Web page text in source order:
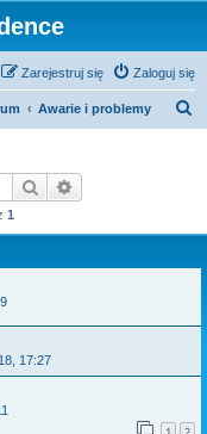
Zaloguj się
Zarejestruj się
Awarie i problemy
Szukaj
1
17:27